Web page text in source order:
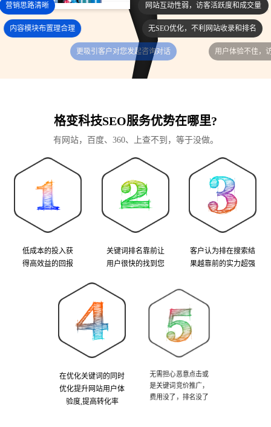
营销思路清晰
内容模块布置理合理
更吸引客户对您发起咨询对话
网站互动性弱，访客活跃度和成交量
低
无SEO优化，不利网站收录和排名
用户体验不佳，访客关注度低
格变科技SEO服务优势在哪里?
有网站，百度、360、上查不到，等于没做。
低成本的投入获
得高效益的回报
关键词排名靠前让
用户很快的找到您
客户认为排在搜索结
果越靠前的实力超强
在优化关键词的同时
优化提升网站用户体
验度,提高转化率
无需担心恶意点击或
是关键词竞价推广，
费用没了，排名没了